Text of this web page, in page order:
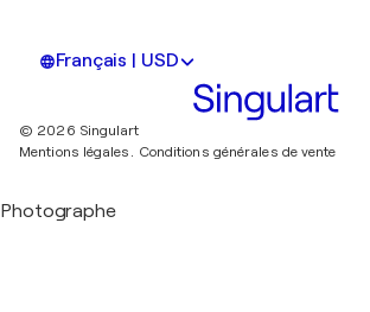
Français | USD
© 2026 Singulart
Mentions légales. Conditions générales de vente
Photographe